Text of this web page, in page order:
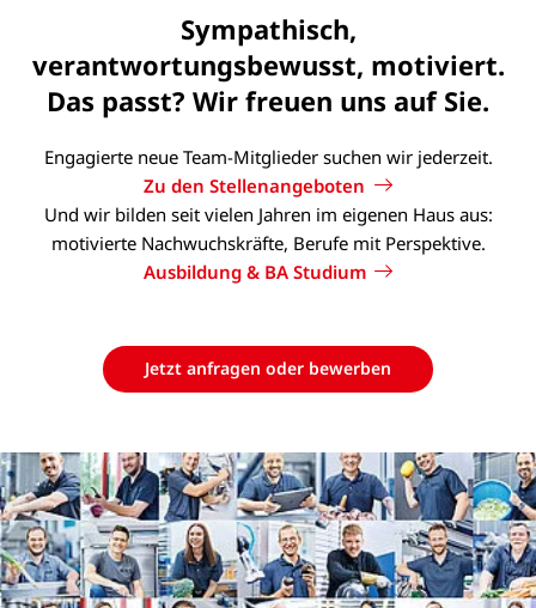
Sympathisch,
verantwortungsbewusst, motiviert.
Das passt? Wir freuen uns auf Sie.
Engagierte neue Team-Mitglieder suchen wir jederzeit.
Zu den Stellenangeboten
Und wir bilden seit vielen Jahren im eigenen Haus aus:
motivierte Nachwuchskräfte, Berufe mit Perspektive.
Ausbildung & BA Studium
Jetzt anfragen oder bewerben